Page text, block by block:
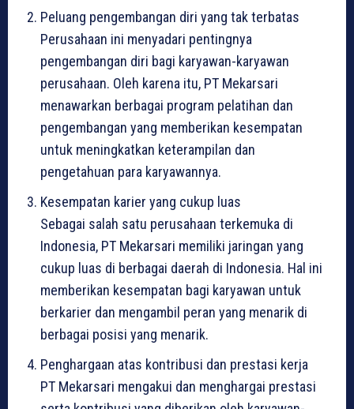
Peluang pengembangan diri yang tak terbatas
Perusahaan ini menyadari pentingnya
pengembangan diri bagi karyawan-karyawan
perusahaan. Oleh karena itu, PT Mekarsari
menawarkan berbagai program pelatihan dan
pengembangan yang memberikan kesempatan
untuk meningkatkan keterampilan dan
pengetahuan para karyawannya.
Kesempatan karier yang cukup luas
Sebagai salah satu perusahaan terkemuka di
Indonesia, PT Mekarsari memiliki jaringan yang
cukup luas di berbagai daerah di Indonesia. Hal ini
memberikan kesempatan bagi karyawan untuk
berkarier dan mengambil peran yang menarik di
berbagai posisi yang menarik.
Penghargaan atas kontribusi dan prestasi kerja
PT Mekarsari mengakui dan menghargai prestasi